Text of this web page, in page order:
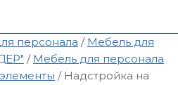
персонала / Мебель для
/ Мебель для персонала
/ Надстройка на